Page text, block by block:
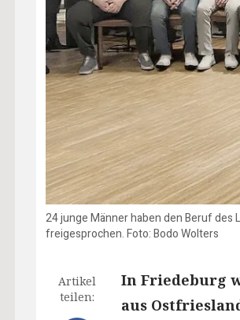
24 junge Männer haben den Beruf des
freigesprochen. Foto: Bodo Wolters
Artikel
teilen:
In Friedeburg
aus